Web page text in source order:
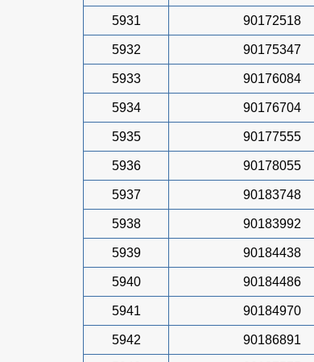
5931 90172518
5932 90175347
5933 90176084
5934 90176704
5935 90177555
5936 90178055
5937 90183748
5938 90183992
5939 90184438
5940 90184486
5941 90184970
5942 90186891